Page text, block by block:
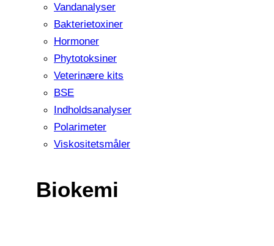
Vandanalyser
Bakterietoxiner
Hormoner
Phytotoksiner
Veterinære kits
BSE
Indholdsanalyser
Polarimeter
Viskositetsmåler
Biokemi